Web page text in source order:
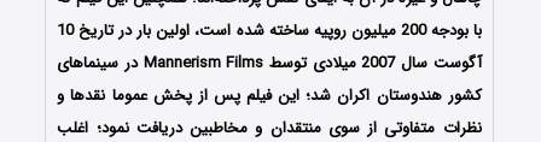
با بودجه 200 میلیون روپیه ساخته شده است، اولین بار در تاریخ 10
آگوست سال 2007 میلادی توسط Mannerism Films در سینماهای
کشور هندوستان اکران شد؛ این فیلم پس از پخش عموما نقدها و
نظرات متفاوتی از سوی منتقدان و مخاطبین دریافت نمود؛ اغلب